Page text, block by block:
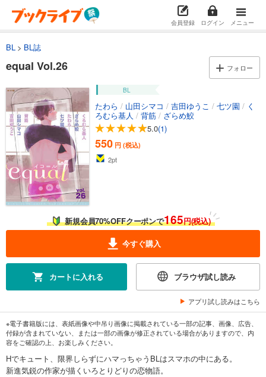
会員登録 ログイン メニュー
BL BL誌
equal Vol.26 フォロー
BL
たわら / 山田シマコ / 吉田ゆうこ / 七ツ園 / く
ろむら基人 / 背筋 / ざらめ鮫
5.0(1)
550 円 (税込)
2pt
新規会員70%OFFクーポンで165円(税込)
今すぐ購入
カートに入れる ブラウザ試し読み
アプリ試し読みはこちら
※電子書籍版には、表紙画像や中吊り画像に掲載されている一部の記事、画像、広告、
付録が含まれていない、または一部の画像が修正されている場合がありますので、内
容をご確認の上、お楽しみください。
Hでキュート、限界しらずにハマっちゃうBLはスマホの中にある。
新進気鋭の作家が描くいろとりどりの恋物語。